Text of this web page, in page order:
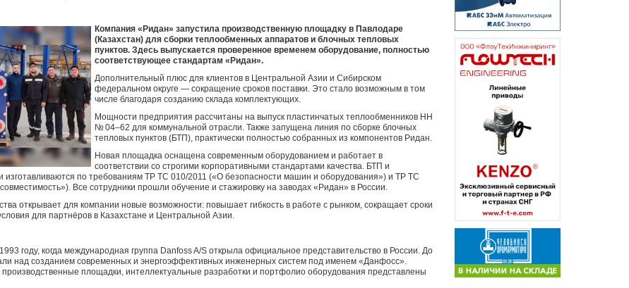
Компания «Ридан» запустила производственную площадку в Павлодаре
(Казахстан) для сборки теплообменных аппаратов и блочных тепловых
пунктов. Здесь выпускается проверенное временем оборудование, полностью
соответствующее стандартам «Ридан».
Дополнительный плюс для клиентов в Центральной Азии и Сибирском
федеральном округе — сокращение сроков поставки. Это стало возможным в том
числе благодаря созданию склада комплектующих.
Мощности предприятия рассчитаны на выпуск пластинчатых теплообменников НН
№ 04–62 для коммунальной отрасли. Также запущена линия по сборке блочных
тепловых пунктов (БТП), практически полностью собранных из компонентов Ридан.
Новая площадка оснащена современным оборудованием и работает в
соответствии со строгими корпоративными стандартами качества. БТП и
изготавливаются по требованиям ТР ТС 010/2011 («О безопасности машин и оборудования») и ТР ТС
Все сотрудники прошли обучение и стажировку на заводах «Ридан» в России.
открывает для компании новые возможности: повышает гибкость в работе с рынком, сокращает сроки
для партнёров в Казахстане и Центральной Азии.
году, когда международная группа Danfoss A/S открыла официальное представительство в России. До
над созданием современных и энергоэффективных инженерных систем под именем «Данфосс».
производственные площадки, интеллектуальные разработки и портфолио оборудования представлены